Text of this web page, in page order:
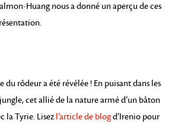
Huang nous a donné un aperçu de ces
du rôdeur a été révélée ! En puisant dans les
cet allié de la nature armé d’un bâton
la Tyrie. Lisez l’article de blogd’Irenio pour